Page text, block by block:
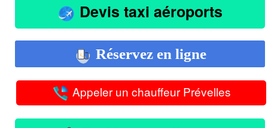
Devis taxi aéroports
Réservez en ligne
Appeler un chauffeur Prévelles